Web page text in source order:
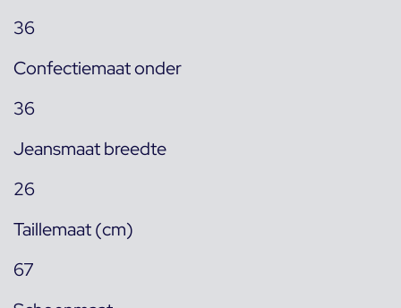
36
Confectiemaat onder
36
Jeansmaat breedte
26
Taillemaat (cm)
67